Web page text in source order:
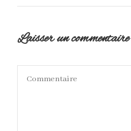
Laisser un commentaire